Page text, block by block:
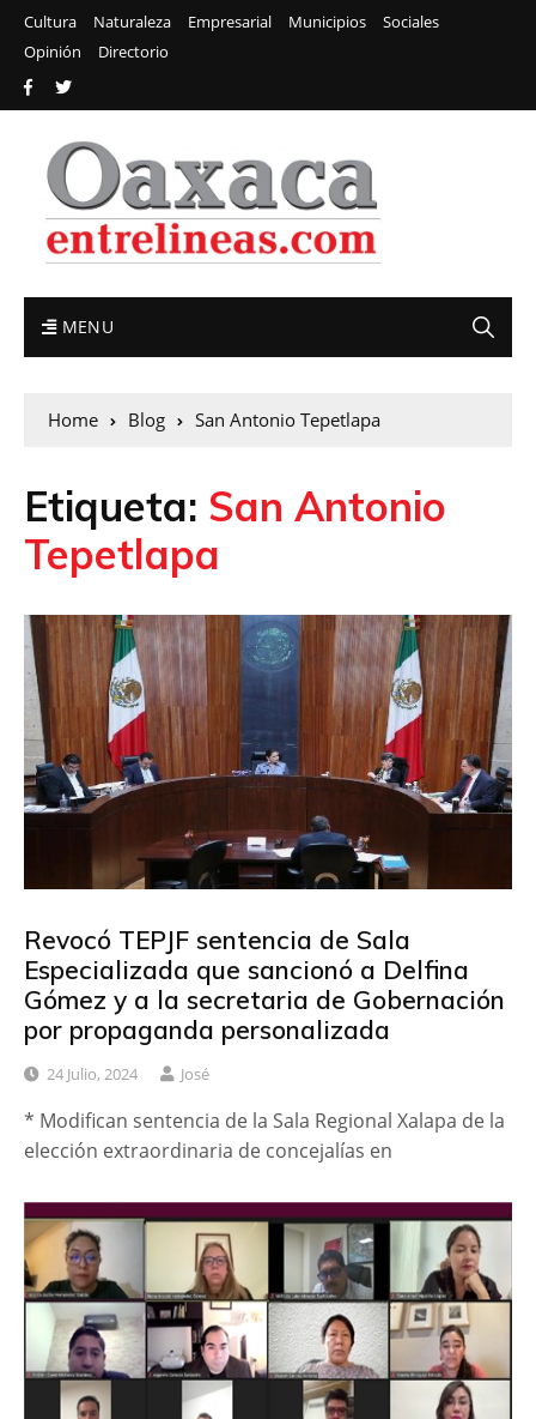
Cultura Naturaleza Empresarial Municipios
Sociales
Opinión
Directorio
MENU
Home Blog San Antonio Tepetlapa
Etiqueta: San Antonio
Tepetlapa
Revocó TEPJF sentencia de Sala
Especializada que sancionó a Delfina
Gómez y a la secretaria de Gobernación
por propaganda personalizada
24 Julio, 2024 José
* Modifican sentencia de la Sala Regional Xalapa de la
elección extraordinaria de concejalías en